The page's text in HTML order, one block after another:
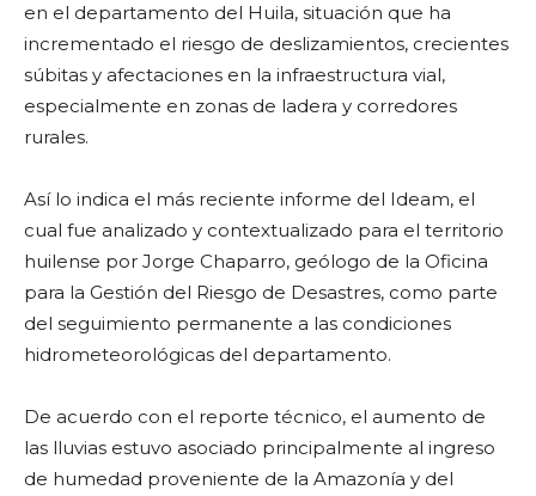
en el departamento del Huila, situación que ha
incrementado el riesgo de deslizamientos, crecientes
súbitas y afectaciones en la infraestructura vial,
especialmente en zonas de ladera y corredores
rurales.
Así lo indica el más reciente informe del Ideam, el
cual fue analizado y contextualizado para el territorio
huilense por Jorge Chaparro, geólogo de la Oficina
para la Gestión del Riesgo de Desastres, como parte
del seguimiento permanente a las condiciones
hidrometeorológicas del departamento.
De acuerdo con el reporte técnico, el aumento de
las lluvias estuvo asociado principalmente al ingreso
de humedad proveniente de la Amazonía y del